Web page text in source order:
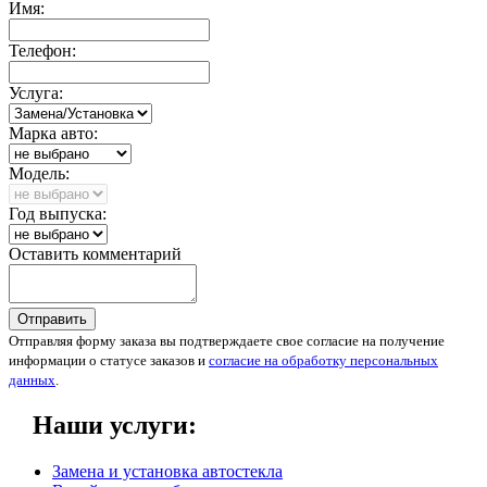
Имя:
Телефон:
Услуга:
Марка авто:
Модель:
Год выпуска:
Оставить комментарий
Отправить
Отправляя форму заказа вы подтверждаете свое согласие на получение
информации о статусе заказов и согласие на обработку персональных
данных
Наши услуги:
Замена и установка автостекла